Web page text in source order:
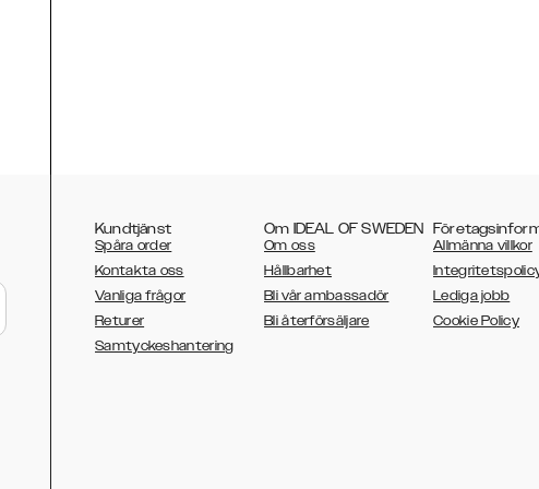
Kundtjänst
Spåra order
Kontakta oss
Vanliga frågor
Returer
Samtyckeshantering
Om IDEAL OF SWEDEN
Om oss
Hållbarhet
Bli vår ambassadör
Bli återförsäljare
Allmänna villkor
Lediga jobb
Cookie Policy
AUSTRALIA